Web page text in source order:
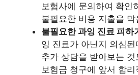
보험사에 문의하여 확인
불필요한 비용 지출을
불필요한 과잉 진료 피하
잉 진료가 아닌지 의심
추가 상담을 받아보는
보험금 청구에 앞서 합